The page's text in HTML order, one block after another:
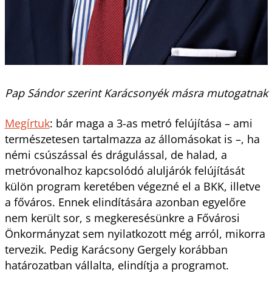
Pap Sándor szerint Karácsonyék másra mutogatnak
Megírtuk: bár maga a 3-as metró felújítása – ami
természetesen tartalmazza az állomásokat is –, ha
némi csúszással és drágulással, de halad, a
metróvonalhoz kapcsolódó aluljárók felújítását
külön program keretében végezné el a BKK, illetve
a főváros. Ennek elindítására azonban egyelőre
nem került sor, s megkeresésünkre a Fővárosi
Önkormányzat sem nyilatkozott még arról, mikorra
tervezik. Pedig Karácsony Gergely korábban
határozatban vállalta, elindítja a programot.